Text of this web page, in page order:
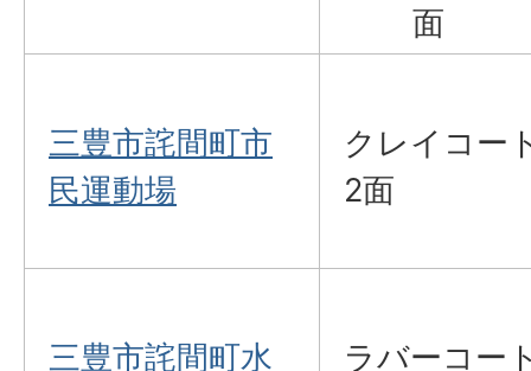
面
三豊市詫間町市
民運動場
クレイコー
2面
三豊市詫間町水 ラバーコー